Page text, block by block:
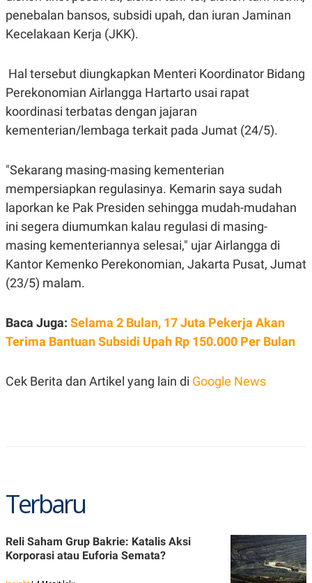
S
A
D
A
A
G
S
K
O
N
A
V
L
I
P
U
JARINGAN
O
N
T
A
A
D
E
R
E
S
S
E
A
S
I
N
C
A
K
M
I
N
penebalan bansos, subsidi upah, dan iuran Jaminan
Kecelakaan Kerja (JKK).
Hal tersebut diungkapkan Menteri Koordinator Bidang
Perekonomian Airlangga Hartarto usai rapat
koordinasi terbatas dengan jajaran
kementerian/lembaga terkait pada Jumat (24/5).
"Sekarang masing-masing kementerian
mempersiapkan regulasinya. Kemarin saya sudah
laporkan ke Pak Presiden sehingga mudah-mudahan
ini segera diumumkan kalau regulasi di masing-
masing kementeriannya selesai," ujar Airlangga di
Kantor Kemenko Perekonomian, Jakarta Pusat, Jumat
(23/5) malam.
Baca Juga: Selama 2 Bulan, 17 Juta Pekerja Akan
Terima Bantuan Subsidi Upah Rp 150.000 Per Bulan
Cek Berita dan Artikel yang lain di Google News
Terbaru
Reli Saham Grup Bakrie: Katalis Aksi
Korporasi atau Euforia Semata?